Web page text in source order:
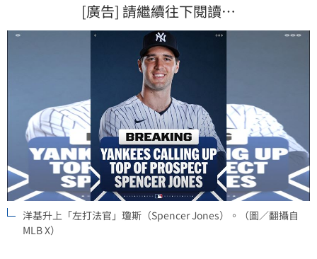
[廣告] 請繼續往下閱讀…
洋基升上「左打法官」瓊斯（Spencer Jones）。（圖／翻攝自
MLB X）